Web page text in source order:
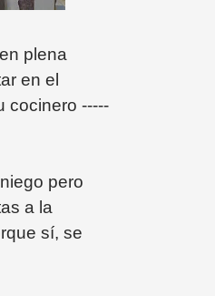
plena
en el
cocinero -----
pero
a la
sí, se